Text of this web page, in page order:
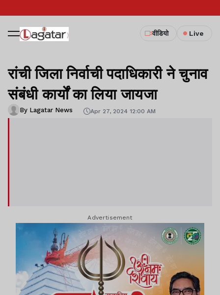
वीडियो Live
रांची जिला निर्वाची पदाधिकारी ने चुनाव
संबंधी कार्यों का लिया जायजा
By Lagatar News Apr 27, 2024 12:00 AM
Advertisement